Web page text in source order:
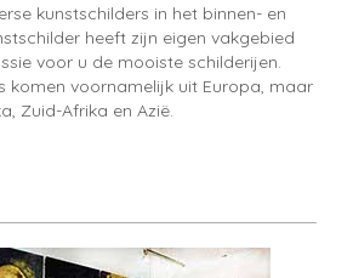
kunstschilders in het binnen- en
heeft zijn eigen vakgebied
voor u de mooiste schilderijen.
komen voornamelijk uit Europa, maar
Zuid-Afrika en Azië.